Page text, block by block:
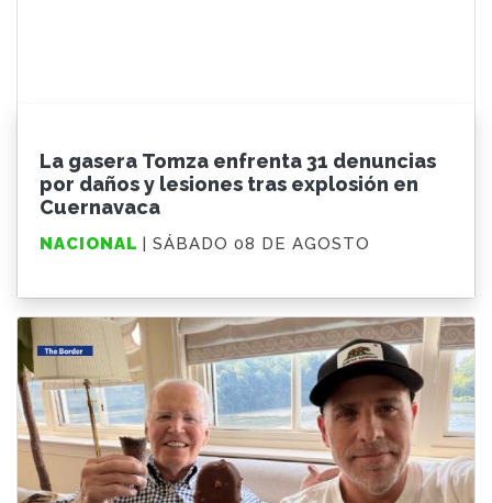
La gasera Tomza enfrenta 31 denuncias
por daños y lesiones tras explosión en
Cuernavaca
NACIONAL | SÁBADO 08 DE AGOSTO